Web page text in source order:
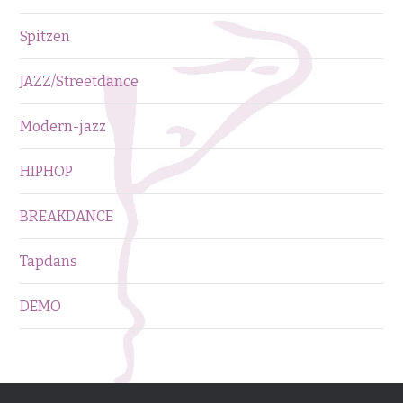
Spitzen
JAZZ/Streetdance
Modern-jazz
HIPHOP
BREAKDANCE
Tapdans
DEMO